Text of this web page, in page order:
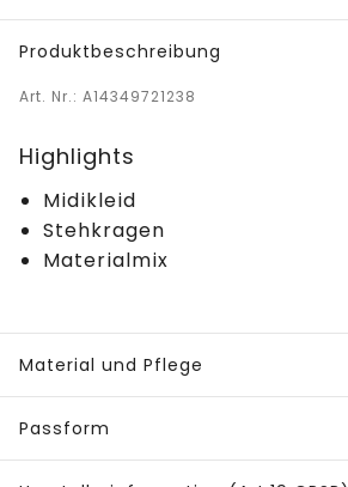
Produktbeschreibung
Art. Nr.: A14349721238
Highlights
Midikleid
Stehkragen
Materialmix
Material und Pflege
Passform